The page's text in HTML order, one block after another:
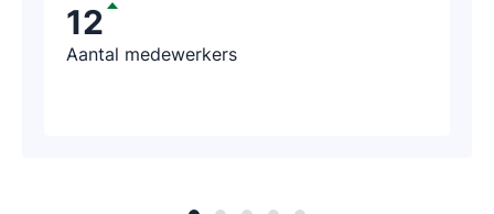
Aantal medewerkers
12